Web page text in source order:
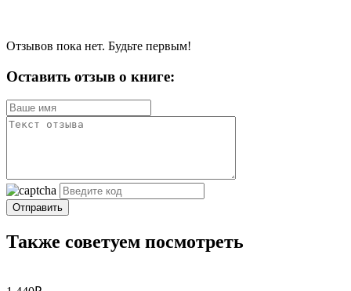
Отзывов пока нет. Будьте первым!
Оставить отзыв о книге:
Отправить
Также советуем посмотреть